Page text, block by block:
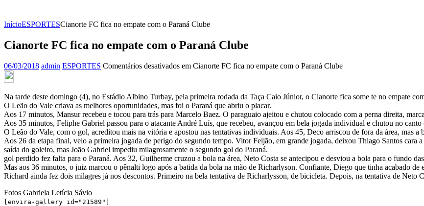
InícioESPORTESCianorte FC fica no empate com o Paraná Clube
Cianorte FC fica no empate com o Paraná Clube
06/03/2018 admin ESPORTES Comentários desativados em Cianorte FC fica no empate com o Paraná Clube
Na tarde deste domingo (4), no Estádio Albino Turbay, pela primeira rodada da Taça Caio Júnior, o Cianorte fica some te no empate
O Leão do Vale criava as melhores oportunidades, mas foi o Paraná que abriu o placar.
Aos 17 minutos, Mansur recebeu e tocou para trás para Marcelo Baez. O paraguaio ajeitou e chutou colocado com a perna direita,
Aos 35 minutos, Feliphe Gabriel passou para o atacante André Luís, que recebeu, avançou em bela jogada individual e chutou no
O Leão do Vale, com o gol, acreditou mais na vitória e apostou nas tentativas individuais. Aos 45, Deco arriscou de fora da área, mas
Aos 26 da etapa final, veio a primeira jogada de perigo do segundo tempo. Vitor Feijão, em grande jogada, deixou Thiago Santos cara
saída do goleiro, mas João Gabriel impediu milagrosamente o segundo gol do Paraná.
gol perdido fez falta para o Paraná. Aos 32, Guilherme cruzou a bola na área, Neto Costa se antecipou e desviou a bola para o fundo
Mas aos 36 minutos, o juiz marcou o pênalti logo após a batida da bola na mão de Richarlyson. Confiante, Diego que tinha acabado de
Richard ainda fez dois milagres já nos descontos. Primeiro na bela tentativa de Richarlysson, de bicicleta. Depois, na tentativa de Neto
Fotos Gabriela Letícia Sávio
[envira-gallery id="21589"]